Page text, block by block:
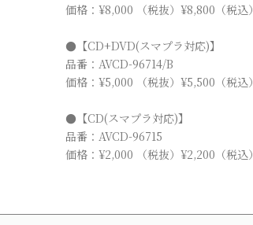
価格：¥8,000 （税抜）¥8,800（税込）
●【CD+DVD(スマプラ対応)】
品番：AVCD-96714/B
価格：¥5,000 （税抜）¥5,500（税込）
●【CD(スマプラ対応)】
品番：AVCD-96715
価格：¥2,000 （税抜）¥2,200（税込）